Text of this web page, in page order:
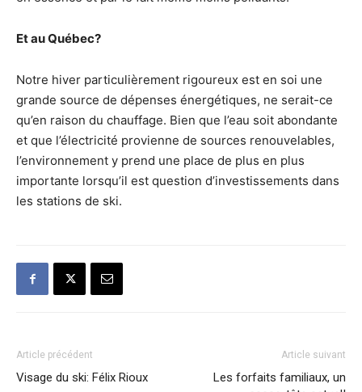
Et au Québec?
Notre hiver particulièrement rigoureux est en soi une
grande source de dépenses énergétiques, ne serait-ce
qu’en raison du chauffage. Bien que l’eau soit abondante
et que l’électricité provienne de sources renouvelables,
l’environnement y prend une place de plus en plus
importante lorsqu’il est question d’investissements dans
les stations de ski.
Article précédent
Visage du ski: Félix Rioux
Article suivant
Les forfaits familiaux, un